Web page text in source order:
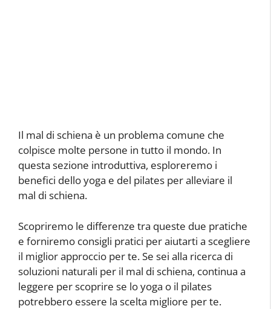
Il mal di schiena è un problema comune che
colpisce molte persone in tutto il mondo. In
questa sezione introduttiva, esploreremo i
benefici dello yoga e del pilates per alleviare il
mal di schiena.
Scopriremo le differenze tra queste due pratiche
e forniremo consigli pratici per aiutarti a scegliere
il miglior approccio per te. Se sei alla ricerca di
soluzioni naturali per il mal di schiena, continua a
leggere per scoprire se lo yoga o il pilates
potrebbero essere la scelta migliore per te.